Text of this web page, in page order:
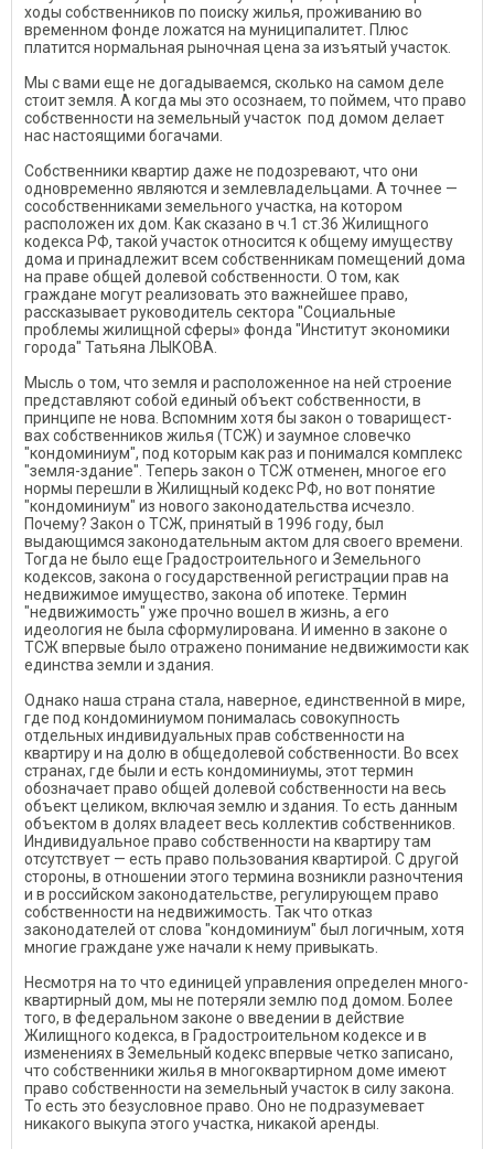
ходы собственников по поиску жилья, проживанию во
времен­ном фонде ложатся на муници­палитет. Плюс
платится нор­мальная рыночная цена за изъя­тый участок.
Мы с вами еще не догадываемся, сколько на самом деле
сто­ит земля. А когда мы это осозна­ем, то поймем, что право
собст­венности на земельный участок под домом делает
нас настоящими богачами.
Собственники квартир даже не подозревают, что они
одновременно являются и землевладельцами. А точнее —
сособственниками земельного участка, на котором
расположен их дом. Как сказано в ч.1 ст.36 Жилищного
кодекса РФ, такой участок относится к общему имуществу
дома и принадлежит всем собственникам помещений дома
на праве общей долевой собственности. О том, как
граждане могут реализовать это важнейшее право,
рассказывает руководитель сектора "Социальные
проблемы жилищной сферы» фонда "Институт экономики
города" Татьяна ЛЫКОВА.
Мысль о том, что земля и расположенное на ней строение
представляют собой единый объект собственно­сти, в
принципе не нова. Вспом­ним хотя бы закон о товарищест­
вах собственников жилья (ТСЖ) и заумное словечко
"кондомини­ум", под которым как раз и пони­мался комплекс
"земля-здание". Теперь закон о ТСЖ отменен, многое его
нормы перешли в Жи­лищный кодекс РФ, но вот поня­тие
"кондоминиум" из нового за­конодательства исчезло.
Почему? Закон о ТСЖ, принятый в 1996 году, был
выдающимся законода­тельным актом для своего време­ни.
Тогда не было еще Градостро­ительного и Земельного
кодексов, закона о государственной регист­рации прав на
недвижимое имущество, закона об ипотеке. Тер­мин
"недвижимость" уже прочно вошел в жизнь, а его
идеология не была сформулирована. И именно в законе о
ТСЖ впервые было от­ражено понимание недвижимос­ти как
единства земли и здания.
Однако наша страна стала, на­верное, единственной в мире,
где под кондоминиумом понималась совокупность
отдельных индиви­дуальных прав собственности на
квартиру и на долю в общедоле­вой собственности. Во всех
стра­нах, где были и есть кондоминиу­мы, этот термин
обозначает право общей долевой собственности на весь
объект целиком, включая землю и здания. То есть данным
объектом в долях владеет весь коллектив собственников.
Инди­видуальное право собственности на квартиру там
отсутствует — есть право пользования кварти­рой. С другой
стороны, в отноше­нии этого термина возникли раз­ночтения
и в российском законо­дательстве, регулирующем право
собственности на недвижимость. Так что отказ
законодателей от слова "кондоминиум" был логич­ным, хотя
многие граждане уже начали к нему привыкать.
Несмотря на то что единицей управления определен много­
квартирный дом, мы не потеряли землю под домом. Более
того, в федеральном законе о введении в действие
Жилищного кодекса, в Градостроительном кодексе и в
изменениях в Земельный кодекс впервые четко записано,
что соб­ственники жилья в многоквар­тирном доме имеют
право собст­венности на земельный участок в силу закона.
То есть это безуслов­ное право. Оно не подразумевает
никакого выкупа этого участка, никакой аренды.